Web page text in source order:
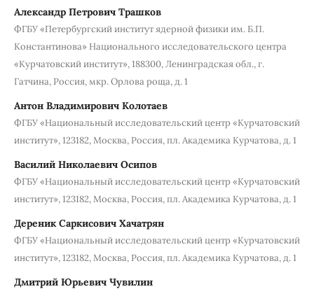
Александр Петрович Трашков
ФГБУ «Петербургский институт ядерной физики им. Б.П.
Константинова» Национального исследовательского центра
«Курчатовский институт», 188300, Ленинградская обл., г.
Гатчина, Россия, мкр. Орлова роща, д. 1
Антон Владимирович Колотаев
ФГБУ «Национальный исследовательский центр «Курчатовский
институт», 123182, Москва, Россия, пл. Академика Курчатова, д. 1
Василий Николаевич Осипов
ФГБУ «Национальный исследовательский центр «Курчатовский
институт», 123182, Москва, Россия, пл. Академика Курчатова, д. 1
Дереник Саркисович Хачатрян
ФГБУ «Национальный исследовательский центр «Курчатовский
институт», 123182, Москва, Россия, пл. Академика Курчатова, д. 1
Дмитрий Юрьевич Чувилин